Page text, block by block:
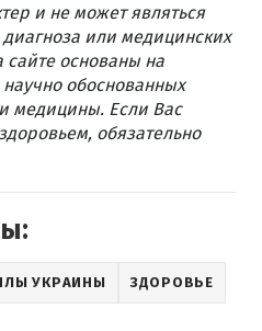
и не может являться
или медицинских
основаны на
обоснованных
медицины. Если Вас
обязательно
УКРАИНЫ ЗДОРОВЬЕ